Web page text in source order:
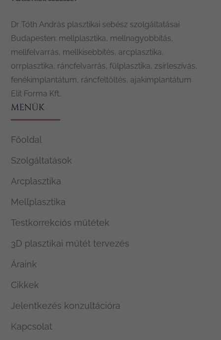
Dr Tóth András plasztikai sebész szolgáltatásai
Budapesten: mellplasztika, mellnagyobbítás,
mellfelvarrás, mellkisebbítés, arcplasztika,
orrplasztika, ráncfelvarrás, fülplasztika, zsírleszívás,
fenékimplantátum, ráncfeltöltés, ajakimplantátum
Elit Forma Kft.
MENÜK
Főoldal
Szolgáltatások
Arcplasztika
Mellplasztika
Testkorrekciós műtétek
3D plasztikai műtét tervezés
Áraink
Cikkek
Jelentkezés konzultációra
Kapcsolat